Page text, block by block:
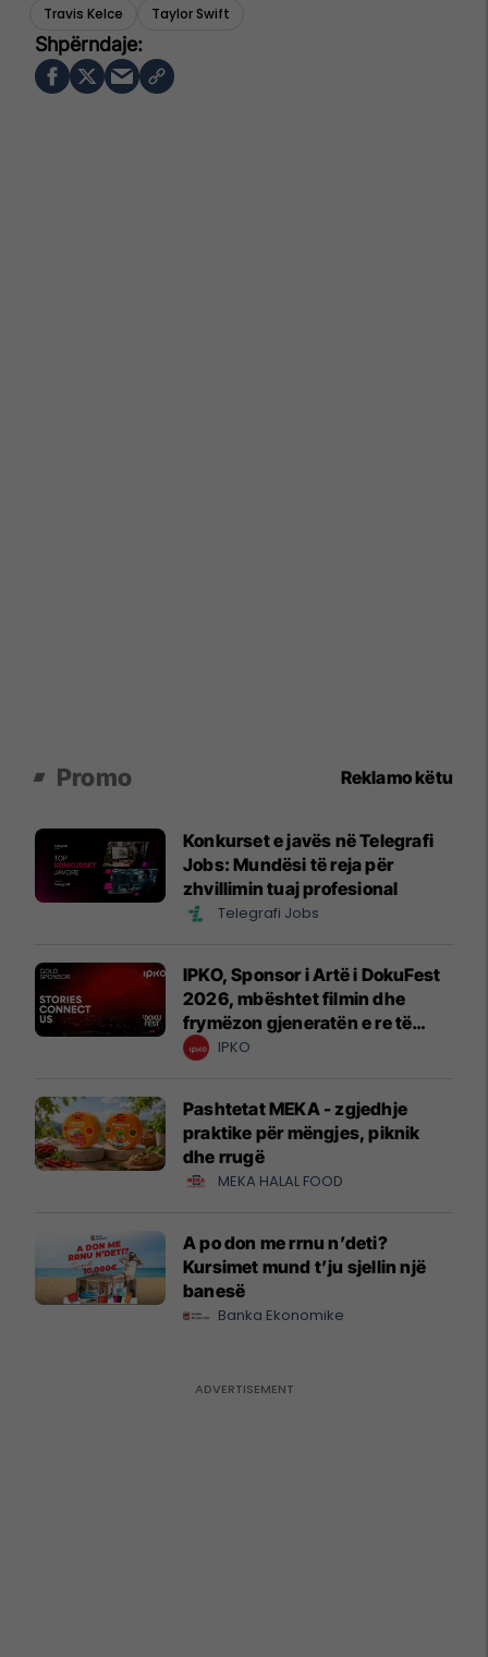
Travis Kelce Taylor Swift
Promo Reklamo këtu
Konkurset e javës në Telegrafi
Jobs: Mundësi të reja për
zhvillimin tuaj profesional
Telegrafi Jobs
IPKO, Sponsor i Artë i DokuFest
2026, mbështet filmin dhe
frymëzon gjeneratën e re të
krijuesve
IPKO
Pashtetat MEKA - zgjedhje
praktike për mëngjes, piknik
dhe rrugë
MEKA HALAL FOOD
A po don me rrnu n’deti?
Kursimet mund t’ju sjellin një
banesë
Banka Ekonomike